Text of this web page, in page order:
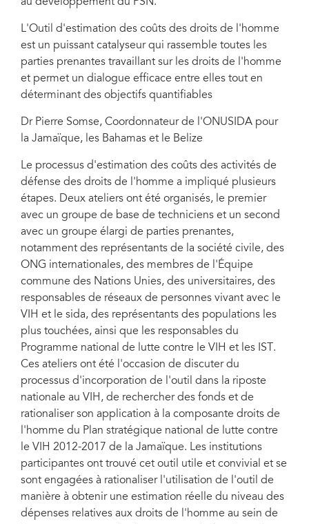
L'Outil d'estimation des coûts des droits de l'homme
est un puissant catalyseur qui rassemble toutes les
parties prenantes travaillant sur les droits de l'homme
et permet un dialogue efficace entre elles tout en
déterminant des objectifs quantifiables
Dr Pierre Somse, Coordonnateur de l'ONUSIDA pour
la Jamaïque, les Bahamas et le Belize
Le processus d'estimation des coûts des activités de
défense des droits de l'homme a impliqué plusieurs
étapes. Deux ateliers ont été organisés, le premier
avec un groupe de base de techniciens et un second
avec un groupe élargi de parties prenantes,
notamment des représentants de la société civile, des
ONG internationales, des membres de l'Équipe
commune des Nations Unies, des universitaires, des
responsables de réseaux de personnes vivant avec le
VIH et le sida, des représentants des populations les
plus touchées, ainsi que les responsables du
Programme national de lutte contre le VIH et les IST.
Ces ateliers ont été l'occasion de discuter du
processus d'incorporation de l'outil dans la riposte
nationale au VIH, de rechercher des fonds et de
rationaliser son application à la composante droits de
l'homme du Plan stratégique national de lutte contre
le VIH 2012-2017 de la Jamaïque. Les institutions
participantes ont trouvé cet outil utile et convivial et se
sont engagées à rationaliser l'utilisation de l'outil de
manière à obtenir une estimation réelle du niveau des
dépenses relatives aux droits de l'homme au sein de